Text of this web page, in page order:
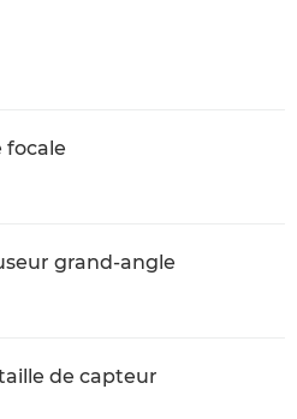
focale
grand-angle
de capteur